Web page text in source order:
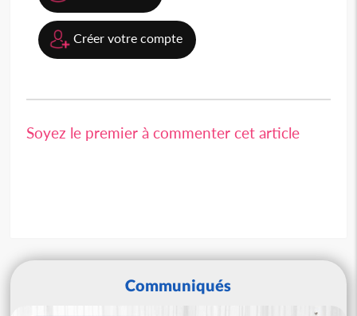
Créer votre compte
Soyez le premier à commenter cet article
Communiqués